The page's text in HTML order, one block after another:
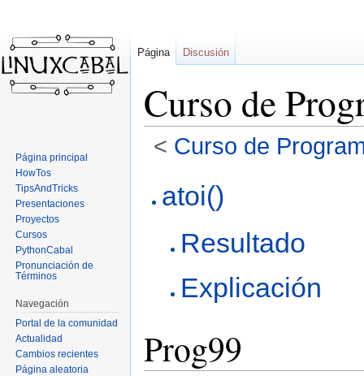
Curso de
< Curso de
navegación
búsqueda
atoi()
Resultado
Explicación
Prog99
Página Discusión
Página principal
HowTos
TipsAndTricks
Presentaciones
Proyectos
Cursos
PythonCabal
Pronunciación de
Términos
Navegación
Portal de la comunidad
Actualidad
Cambios recientes
Página aleatoria